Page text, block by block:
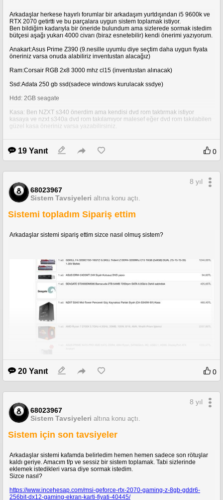
Arkadaşlar herkese hayırlı forumlar bir arkadaşım yurtdışından i5 9600k ve
RTX 2070 getirtti ve bu parçalara uygun sistem toplamak istiyor.
Ben bildiğim kadarıyla bir öneride bulundum ama sizlerede sormak istedim
bütçesi aşağı yukarı 4000 civarı (biraz esnetebilir) kendi önerimi yazıyorum.
Anakart:Asus Prime Z390 (9.nesille uyumlu diye seçtim daha uygun fiyata
öneriniz varsa onuda alabiliriz inventustan alacağız)
Ram:Corsair RGB 2x8 3000 mhz cl15 (inventustan alınacak)
Ssd:Adata 250 gb ssd(sadece windows kurulacak ssdye)
Hdd: 2GB seagate
Kasa: Ben NZXT s340 önerdim ama kendisi dvd rom taktırmak istiyor
kasaya ve nzxt s340a dvd rom takılamıyor malesef eğer dvd rom takılabilen
güzel kasa öneriniz varsa yazabilirsiniz.
Güç kaynağı: Ben fsp hydro 750w 80+gold plus önerdim pahalı buldu daha
uygun fiyata daha performanslı öneriniz varsa yazabilirsiniz.
İşlemci soğutucu olarak sıvı soğutma değilde noctuanın nh-d14 hava
Tüm parçalar inventustan tek çekim alınacak cumartesi günü hayırlısıyla
toplanacak bir sistem olacak arkadaşlar yazdığım parçalardan daha ucuza
ve daha iyi performansı alabileceğimiz öneriniz varsa lütfen cevabınızı
bizden esirgemeyin. İyi forumlar.
19 Yanıt 0
68023967
Sistem Tavsiyeleri altına konu açtı.
8 yıl
Sistemi topladım Sipariş ettim
Arkadaşlar sistemi sipariş ettim sizce nasıl olmuş sistem?
20 Yanıt 0
68023967
Sistem Tavsiyeleri altına konu açtı.
8 yıl
Sistem için son tavsiyeler
Arkadaşlar sistemi kafamda belirledim hemen hemen sadece son rötuşlar
kaldı geriye. Amacım f/p ve sessiz bir sistem toplamak. Tabi sizlerinde
eklemek istedikleri varsa diye sormak istedim.
Sizce nasıl?
https://www.incehesap.com/msi-geforce-rtx-2070-gaming-z-8gb-gddr6-
256bit-dx12-gaming-ekran-karti-fiyati-40445/